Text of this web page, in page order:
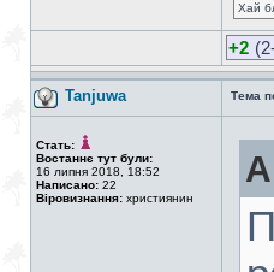
Хай
+2
Tanjuwa Тема
Стать:
Востаннє тут були:
16 липня 2018, 18:52
Написано: 22
Віровизнання: християнин